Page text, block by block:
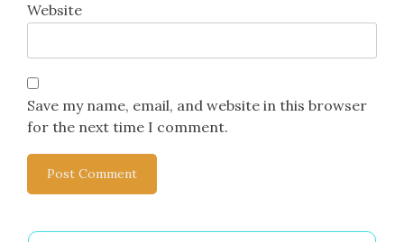
Website
Save my name, email, and website in this browser
for the next time I comment.